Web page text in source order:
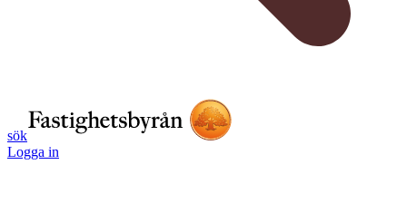
sök
Logga in